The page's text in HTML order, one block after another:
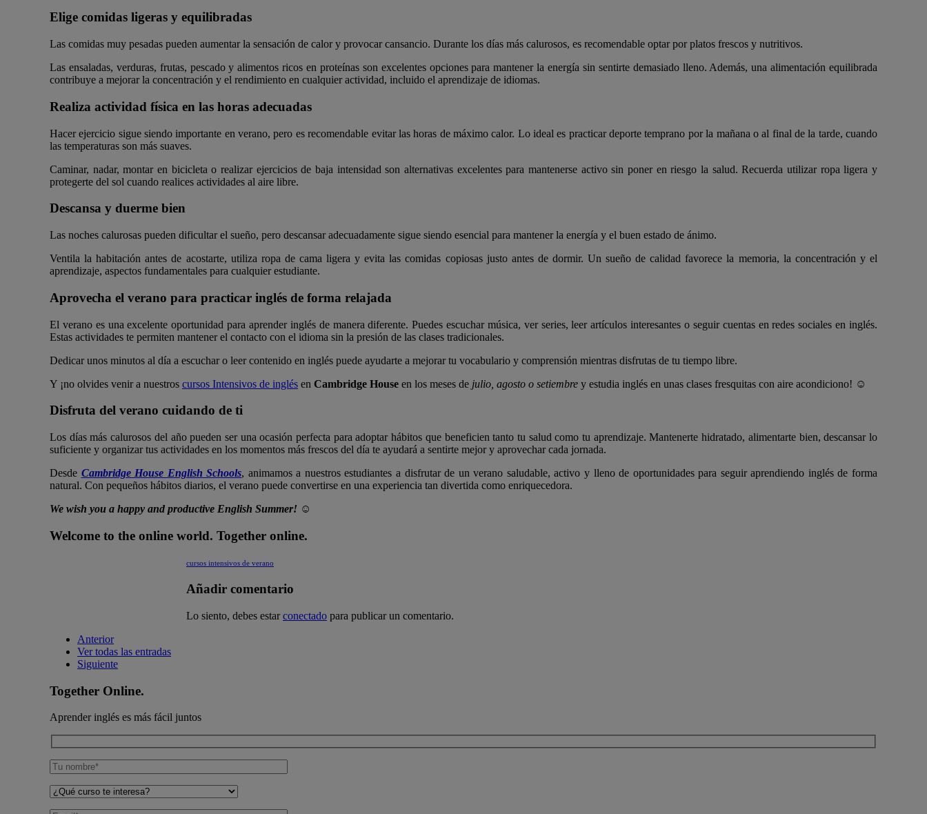
Elige comidas ligeras y equilibradas
Las comidas muy pesadas pueden aumentar la sensación de calor y provocar cansancio. Durante los días más calurosos, es recomendable optar por platos frescos y nutritivos.
Las ensaladas, verduras, frutas, pescado y alimentos ricos en proteínas son excelentes opciones para mantener la energía sin sentirte demasiado lleno. Además, una alimentación equilibrada
contribuye a mejorar la concentración y el rendimiento en cualquier actividad, incluido el aprendizaje de idiomas.
Realiza actividad física en las horas adecuadas
Hacer ejercicio sigue siendo importante en verano, pero es recomendable evitar las horas de máximo calor. Lo ideal es practicar deporte temprano por la mañana o al final de la tarde, cuando
las temperaturas son más suaves.
Caminar, nadar, montar en bicicleta o realizar ejercicios de baja intensidad son alternativas excelentes para mantenerse activo sin poner en riesgo la salud. Recuerda utilizar ropa ligera y
protegerte del sol cuando realices actividades al aire libre.
Descansa y duerme bien
Las noches calurosas pueden dificultar el sueño, pero descansar adecuadamente sigue siendo esencial para mantener la energía y el buen estado de ánimo.
Ventila la habitación antes de acostarte, utiliza ropa de cama ligera y evita las comidas copiosas justo antes de dormir. Un sueño de calidad favorece la memoria, la concentración y el
aprendizaje, aspectos fundamentales para cualquier estudiante.
Aprovecha el verano para practicar inglés de forma relajada
El verano es una excelente oportunidad para aprender inglés de manera diferente. Puedes escuchar música, ver series, leer artículos interesantes o seguir cuentas en redes sociales en inglés.
Estas actividades te permiten mantener el contacto con el idioma sin la presión de las clases tradicionales.
Dedicar unos minutos al día a escuchar o leer contenido en inglés puede ayudarte a mejorar tu vocabulario y comprensión mientras disfrutas de tu tiempo libre.
Y ¡no olvides venir a nuestros cursos Intensivos de inglés en Cambridge House en los meses de julio, agosto o setiembre y estudia inglés en unas clases fresquitas con aire acondiciono! ☺
Disfruta del verano cuidando de ti
Los días más calurosos del año pueden ser una ocasión perfecta para adoptar hábitos que beneficien tanto tu salud como tu aprendizaje. Mantenerte hidratado, alimentarte bien, descansar lo
suficiente y organizar tus actividades en los momentos más frescos del día te ayudará a sentirte mejor y aprovechar cada jornada.
Desde Cambridge House English Schools, animamos a nuestros estudiantes a disfrutar de un verano saludable, activo y lleno de oportunidades para seguir aprendiendo inglés de forma
natural. Con pequeños hábitos diarios, el verano puede convertirse en una experiencia tan divertida como enriquecedora.
We wish you a happy and productive English Summer! ☺
Welcome to the online world. Together online.
cursos intensivos de verano
Añadir comentario
Lo siento, debes estarconectado para publicar un comentario.
Anterior
Ver todas las entradas
Siguiente
Together Online.
Aprender inglés es más fácil juntos